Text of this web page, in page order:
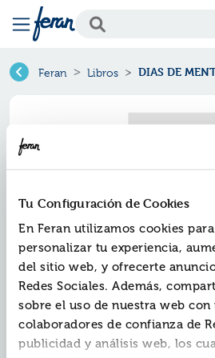
Tu Configuración de Cookies
En Feran utilizamos cookies
personalizar tu experiencia,
del sitio web, y ofrecerte
Redes Sociales. Además,
sobre el uso de nuestra web con
colaboradores de confianza de
publicidad y análisis web, los
Feran Libros DIAS DE
Dias de menta
Ref.ZBS-B591-02
ISBN:9788483460627